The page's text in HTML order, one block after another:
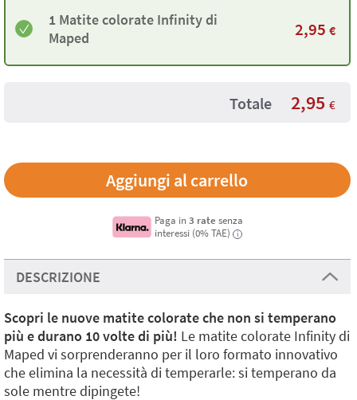
1 Matite colorate Infinity di
Maped
2,95 €
Totale 2,95 €
Paga in 3 rate senza
interessi (0% TAE)
i
DESCRIZIONE
Scopri le nuove matite colorate che non si temperano
più e durano 10 volte di più! Le matite colorate Infinity di
Maped vi sorprenderanno per il loro formato innovativo
che elimina la necessità di temperarle: si temperano da
sole mentre dipingete!